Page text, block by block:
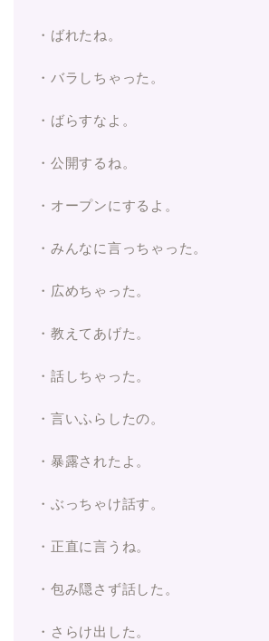
・ばれたね。
・バラしちゃった。
・ばらすなよ。
・公開するね。
・オープンにするよ。
・みんなに言っちゃった。
・広めちゃった。
・教えてあげた。
・話しちゃった。
・言いふらしたの。
・暴露されたよ。
・ぶっちゃけ話す。
・正直に言うね。
・包み隠さず話した。
・さらけ出した。